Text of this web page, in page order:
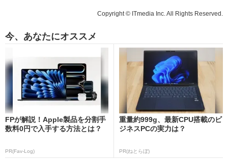
Copyright © ITmedia Inc. All Rights Reserved.
今、あなたにオススメ
FPが解説！Apple製品を分割手
数料0円で入手する方法とは？
PR(Fav-Log)
重量約999g、最新CPU搭載のビ
ジネスPCの実力は？
PR(ねとらぼ)